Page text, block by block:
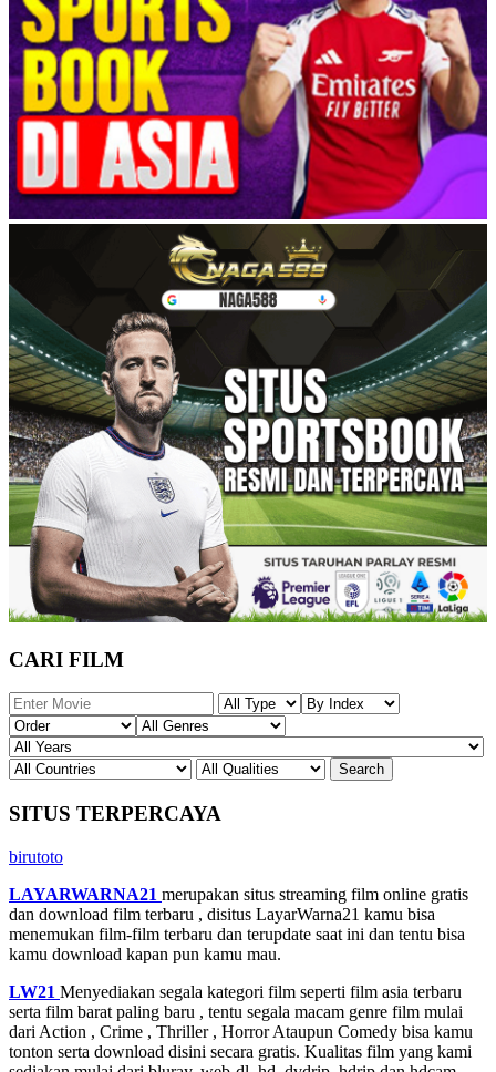
CARI FILM
SITUS TERPERCAYA
birutoto
LAYARWARNA21 merupakan situs streaming film online gratis
dan download film terbaru , disitus LayarWarna21 kamu bisa
menemukan film-film terbaru dan terupdate saat ini dan tentu bisa
kamu download kapan pun kamu mau.
LW21 Menyediakan segala kategori film seperti film asia terbaru
serta film barat paling baru , tentu segala macam genre film mulai
dari Action , Crime , Thriller , Horror Ataupun Comedy bisa kamu
tonton serta download disini secara gratis. Kualitas film yang kami